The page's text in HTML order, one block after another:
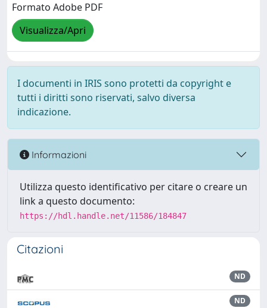
Formato Adobe PDF
Visualizza/Apri
I documenti in IRIS sono protetti da copyright e
tutti i diritti sono riservati, salvo diversa
indicazione.
Informazioni
Utilizza questo identificativo per citare o creare un
link a questo documento:
https://hdl.handle.net/11586/184847
Citazioni
ND
ND